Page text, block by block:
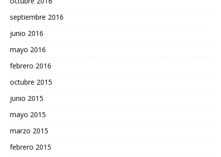
septiembre 2016
junio 2016
mayo 2016
febrero 2016
octubre 2015
junio 2015
mayo 2015
marzo 2015
febrero 2015